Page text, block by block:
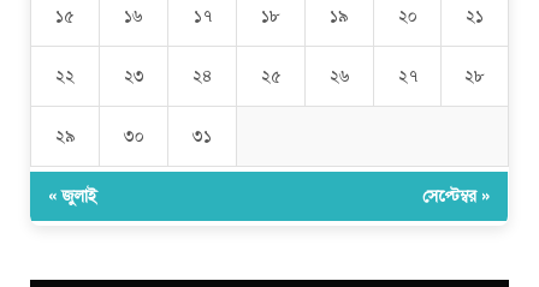
১৫ ১৬ ১৭ ১৮ ১৯ ২০ ২১
২২ ২৩ ২৪ ২৫ ২৬ ২৭ ২৮
২৯ ৩০ ৩১
« জুলাই সেপ্টেম্বর »